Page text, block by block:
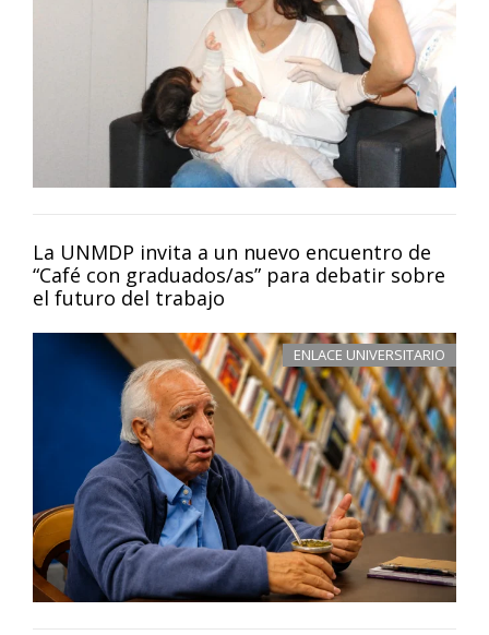
La UNMDP invita a un nuevo encuentro de
“Café con graduados/as” para debatir sobre
el futuro del trabajo
ENLACE UNIVERSITARIO